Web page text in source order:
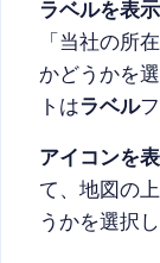
ラベルを表示
「当社の所
かどうかを
トはラベル
アイコンを
て、地図の
うかを選択し